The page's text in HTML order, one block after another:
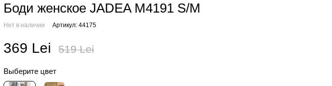
Боди женское JADEA M4191 S/M
Нет в наличии Артикул: 44175
369 Lei 519 Lei
Выберите цвет